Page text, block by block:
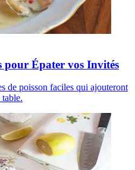
pour Épater vos Invités
de poisson faciles qui ajouteront